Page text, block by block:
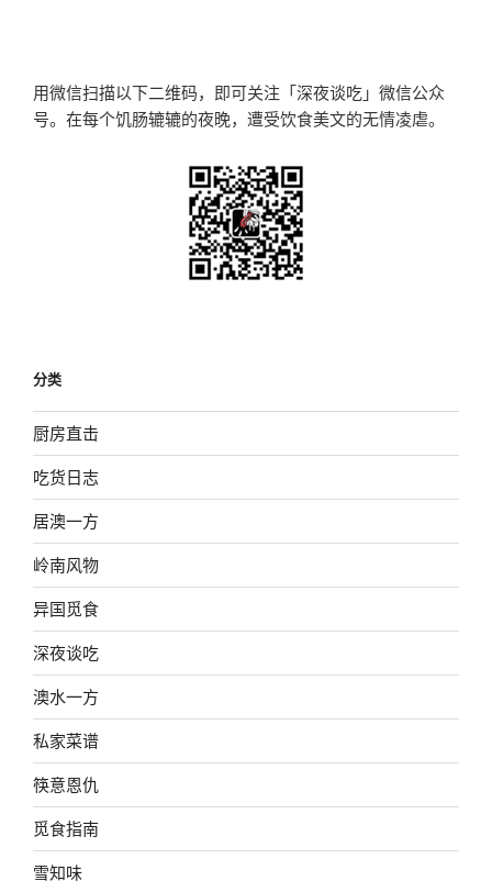
用微信扫描以下二维码，即可关注「深夜谈吃」微信公众
号。在每个饥肠辘辘的夜晚，遭受饮食美文的无情凌虐。
分类
厨房直击
吃货日志
居澳一方
岭南风物
异国觅食
深夜谈吃
澳水一方
私家菜谱
筷意恩仇
觅食指南
雪知味